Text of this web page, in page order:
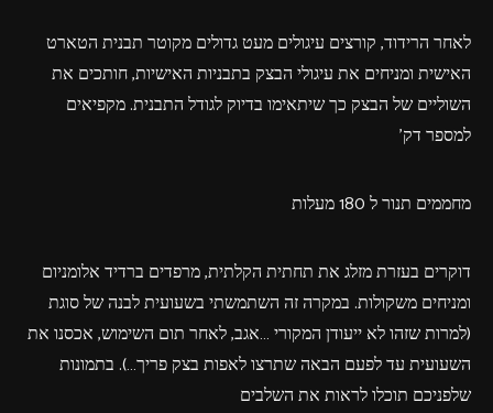
לאחר הרידוד, קורצים עיגולים מעט גדולים מקוטר תבנית הטארט
האישית ומניחים את עיגולי הבצק בתבניות האישיות, חותכים את
השוליים של הבצק כך שיתאימו בדיוק לגודל התבנית. מקפיאים
למספר דק'
מחממים תנור ל 180 מעלות
דוקרים בעזרת מזלג את תחתית הקלתית, מרפדים ברדיד אלומניום
ומניחים משקולות. במקרה זה השתמשתי בשעועית לבנה של סוגת
(למרות שזהו לא ייעודן המקורי …אגב, לאחר תום השימוש, אכסנו את
השעועית עד לפעם הבאה שתרצו לאפות בצק פריך…). בתמונות
שלפניכם תוכלו לראות את השלבים